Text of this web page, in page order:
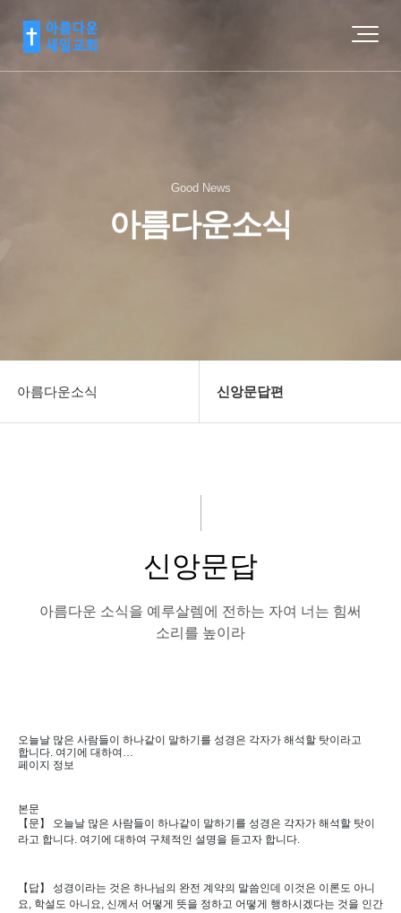
Good News
아름다운소식
아름다운소식
나눔자료실
신앙문답편
신앙문답편
말씀의칼
신앙문답
아름다운 소식을 예루살렘에 전하는 자여 너는 힘써
소리를 높이라
오늘날 많은 사람들이 하나같이 말하기를 성경은 각자가 해석할 탓이라고
합니다. 여기에 대하여…
페이지 정보
본문
【문】 오늘날 많은 사람들이 하나같이 말하기를 성경은 각자가 해석할 탓이
라고 합니다. 여기에 대하여 구체적인 설명을 듣고자 합니다.
【답】 성경이라는 것은 하나님의 완전 계약의 말씀인데 이것은 이론도 아니
요, 학설도 아니요, 신께서 어떻게 뜻을 정하고 어떻게 행하시겠다는 것을 인간